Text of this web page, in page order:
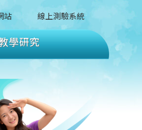
站 線上測驗系統
學研究